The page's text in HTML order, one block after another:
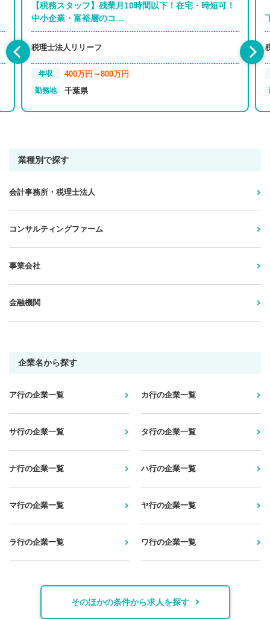
【税務スタッフ】残業月10時間以下！在宅・時短可！
中小企業・富裕層のコ…
税理士法人リリーフ
年収 400万円～800万円
勤務地 千葉県
業種別で探す
会計事務所・税理士法人
コンサルティングファーム
事業会社
金融機関
企業名から探す
ア行の企業一覧 カ行の企業一覧
サ行の企業一覧 タ行の企業一覧
ナ行の企業一覧 ハ行の企業一覧
マ行の企業一覧 ヤ行の企業一覧
ラ行の企業一覧 ワ行の企業一覧
そのほかの条件から求人を探す